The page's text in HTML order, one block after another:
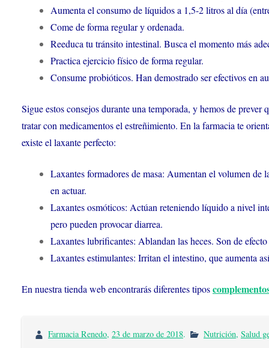
Aumenta el consumo de líquidos a 1,5-2 litros al día
Come de forma regular y ordenada.
Reeduca tu tránsito intestinal. Busca el momento más
Practica ejercicio físico de forma regular.
Consume probióticos. Han demostrado ser efectivos en
Sigue estos consejos durante una temporada, y hemos de
tratar con medicamentos el estreñimiento. En la farmacia te
existe el laxante perfecto:
Laxantes formadores de masa: Aumentan el volumen de
en actuar.
Laxantes osmóticos: Actúan reteniendo líquido a nivel
pero pueden provocar diarrea.
Laxantes lubrificantes: Ablandan las heces. Son de
Laxantes estimulantes: Irritan el intestino, que aumenta
En nuestra tienda web encontrarás diferentes tipos
Farmacia Renedo, 23 de marzo de 2018. Nutrición, Salud